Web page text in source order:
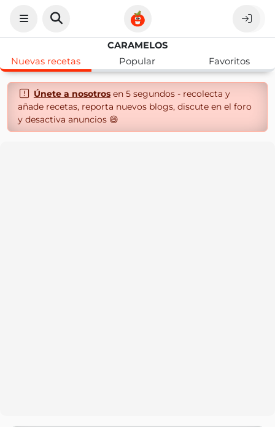
CARAMELOS
Nuevas recetas
Popular Favoritos
Únete a nosotrosen 5 segundos - recolecta y
añade recetas, reporta nuevos blogs, discute en el foro
y desactiva anuncios 😄